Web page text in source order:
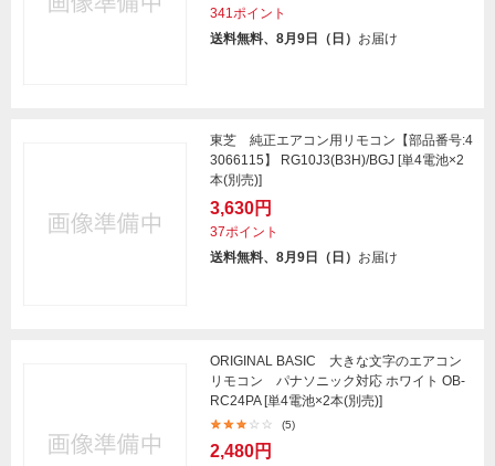
341ポイント
送料無料、8月9日（日） お届け
東芝 純正エアコン用リモコン【部品番号:4
3066115】 RG10J3(B3H)/BGJ [単4電池×2
本(別売)]
3,630円
37ポイント
送料無料、8月9日（日） お届け
ORIGINAL BASIC 大きな文字のエアコン
リモコン パナソニック対応 ホワイト OB-
RC24PA [単4電池×2本(別売)]
(5)
2,480円